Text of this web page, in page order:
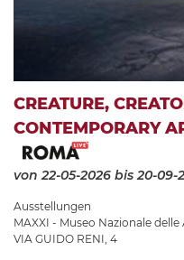
CREATURE,
CONTEMPORARY
von 22-05-2026 bis 20-09-
Ausstellungen
MAXXI - Museo Nazionale
VIA GUIDO RENI, 4